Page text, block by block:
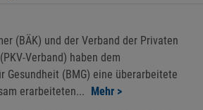
(BÄK) und der Verband der Privaten
Verband) haben dem
Gesundheit (BMG) eine überarbeitete
erarbeiteten... Mehr >